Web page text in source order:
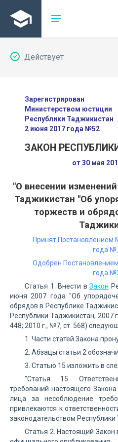
Действует
Зарегистрирован
Министерством юстиции
Республики Таджикистан
2 июня 2017 года №52
ЗАКОН
от 30 мая
"О внесении
Таджикистан "Об
торжеств и
Принят
года №
Одобрен
года №
Статья 1. Внести в Закон
июня 2007 года "Об
обрядов в Республике
Республики Таджикистан, 2007
448; 2010 г., №7, ст. 568)
1. Части статей Закона
2. Абзацы статьи 2
3. Статью 15 изложить в
"Статья 15.
требований настоящего
лица за несоблюдение
привлекаются к
законодательством Республики
Статья 2. Настоящий Закон